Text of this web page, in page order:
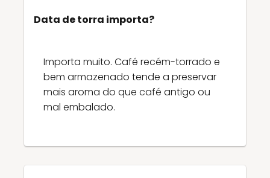
Data de torra importa?
Importa muito. Café recém-torrado e
bem armazenado tende a preservar
mais aroma do que café antigo ou
mal embalado.